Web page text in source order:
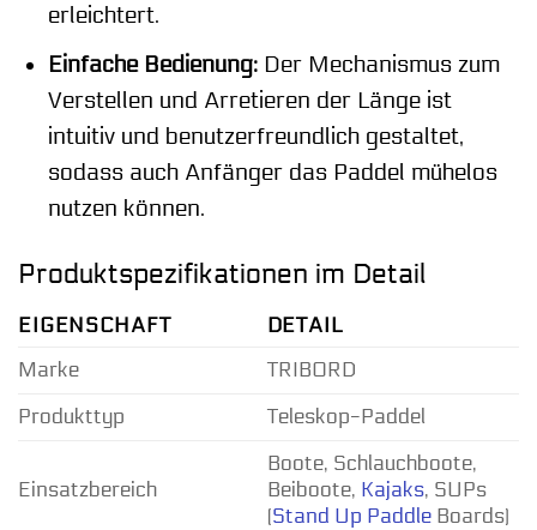
erleichtert.
Einfache Bedienung:Der Mechanismus zum
Verstellen und Arretieren der Länge ist
intuitiv und benutzerfreundlich gestaltet,
sodass auch Anfänger das Paddel mühelos
nutzen können.
Produktspezifikationen im Detail
EIGENSCHAFT
DETAIL
Marke
TRIBORD
Produkttyp
Teleskop-Paddel
Einsatzbereich
Boote, Schlauchboote,
Beiboote, Kajaks, SUPs
(Stand Up PaddleBoards)